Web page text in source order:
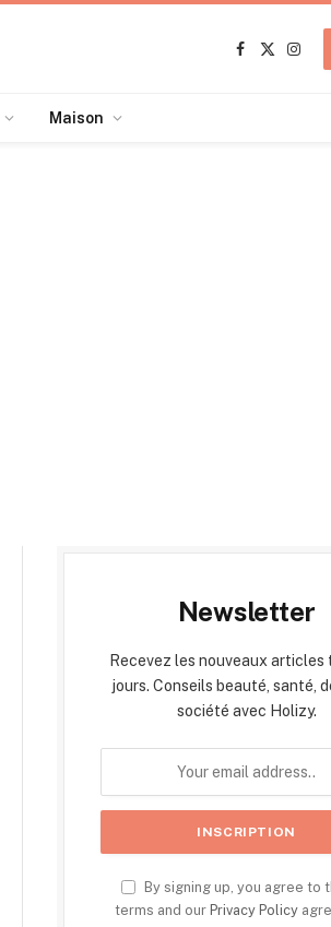
Facebook
X
Maison
Newsletter
Recevez les nouveaux articles
jours. Conseils beauté, santé,
société avec Holizy.
By signing up, you agree to
terms and our Privacy Policy